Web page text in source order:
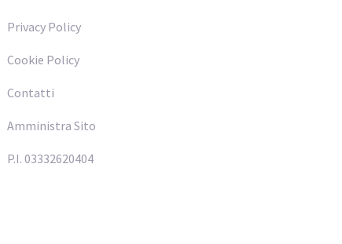
Privacy Policy
Cookie Policy
Contatti
Amministra Sito
P.I. 03332620404